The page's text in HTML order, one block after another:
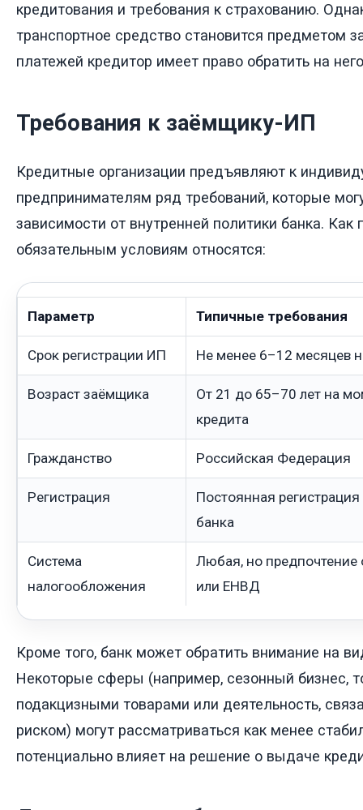
кредитования и требования к страхованию.
транспортное средство становится предметом
платежей кредитор имеет право обратить на
Требования к заёмщику-ИП
Кредитные организации предъявляют к
предпринимателям ряд требований, которые
зависимости от внутренней политики банка. Как
обязательным условиям относятся:
Параметр Типичные требования
Срок регистрации ИП Не менее 6–12 месяцев
Возраст заёмщика
От 21 до 65–70 лет на
кредита
Гражданство Российская Федерация
Регистрация
Постоянная регистрация
банка
Система
налогообложения
Любая, но
или ЕНВД
Кроме того, банк может обратить внимание на
Некоторые сферы (например, сезонный бизнес,
подакцизными товарами или деятельность,
риском) могут рассматриваться как менее
потенциально влияет на решение о выдаче